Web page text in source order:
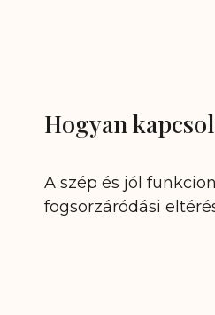
Hogyan
A szép és jól
fogsorzáródási